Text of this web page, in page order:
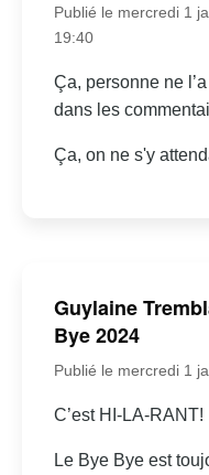
Publié le mercredi 1
19:40
Ça, personne ne
dans les
Ça, on ne s'y
Guylaine
Bye 2024
Publié le mercredi 1
C’est HI-LA-RANT!
Le Bye Bye est